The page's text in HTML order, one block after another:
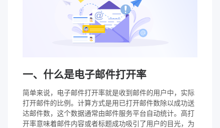
一、什么是电子邮件打开率
简单来说，电子邮件打开率就是收到邮件的用户中，实际
打开邮件的比例。计算方式是用已打开邮件数除以成功送
达邮件数，这个数据通常由邮件服务平台自动统计。高打
开率意味着邮件内容或者标题成功吸引了用户的目光，为